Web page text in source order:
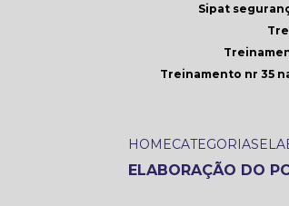
Sipat
Treinamento nr 35
HOMECATEGORIAS
ELABORAÇÃO DO